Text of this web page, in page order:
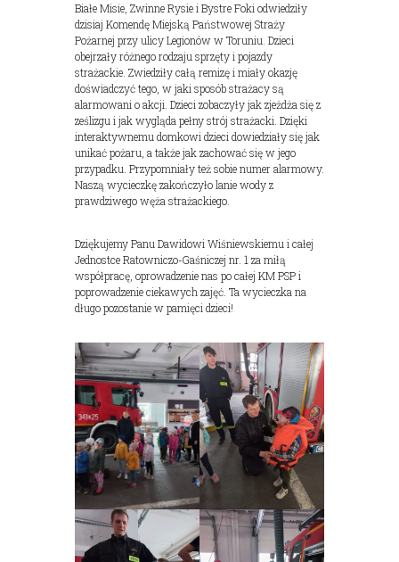
Białe Misie, Zwinne Rysie i Bystre Foki odwiedziły
dzisiaj Komendę Miejską Państwowej Straży
Pożarnej przy ulicy Legionów w Toruniu. Dzieci
obejrzały różnego rodzaju sprzęty i pojazdy
strażackie. Zwiedziły całą remizę i miały okazję
doświadczyć tego, w jaki sposób strażacy są
alarmowani o akcji. Dzieci zobaczyły jak zjeżdża się z
ześlizgu i jak wygląda pełny strój strażacki. Dzięki
interaktywnemu domkowi dzieci dowiedziały się jak
unikać pożaru, a także jak zachować się w jego
przypadku. Przypomniały też sobie numer alarmowy.
Naszą wycieczkę zakończyło lanie wody z
prawdziwego węża strażackiego.
Dziękujemy Panu Dawidowi Wiśniewskiemu i całej
Jednostce Ratowniczo-Gaśniczej nr. 1 za miłą
współpracę, oprowadzenie nas po całej KM PSP i
poprowadzenie ciekawych zajęć. Ta wycieczka na
długo pozostanie w pamięci dzieci!